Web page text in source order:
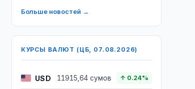
Больше новостей →
КУРСЫ ВАЛЮТ (ЦБ, 07.08.2026)
USD 11915,64 сумов ↑ 0.24%